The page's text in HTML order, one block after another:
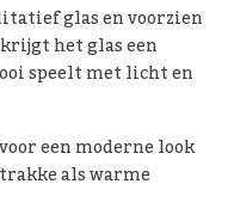
glas en voorzien
het glas een
speelt met licht en
een moderne look
als warme